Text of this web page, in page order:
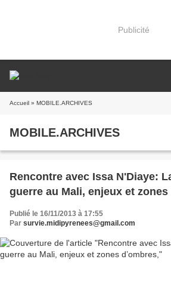
Publicité
Accueil » MOBILE.ARCHIVES
MOBILE.ARCHIVES
Rencontre avec Issa N'Diaye:
guerre au Mali, enjeux et zones
Publié le 16/11/2013 à 17:55
Par survie.midipyrenees@gmail.com